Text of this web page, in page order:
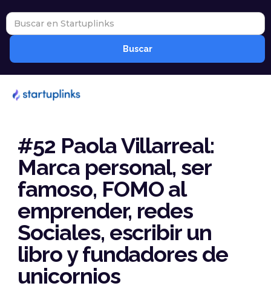
#52 Paola Villarreal:
Marca personal, ser
famoso, FOMO al
emprender, redes
Sociales, escribir un
libro y fundadores de
unicornios